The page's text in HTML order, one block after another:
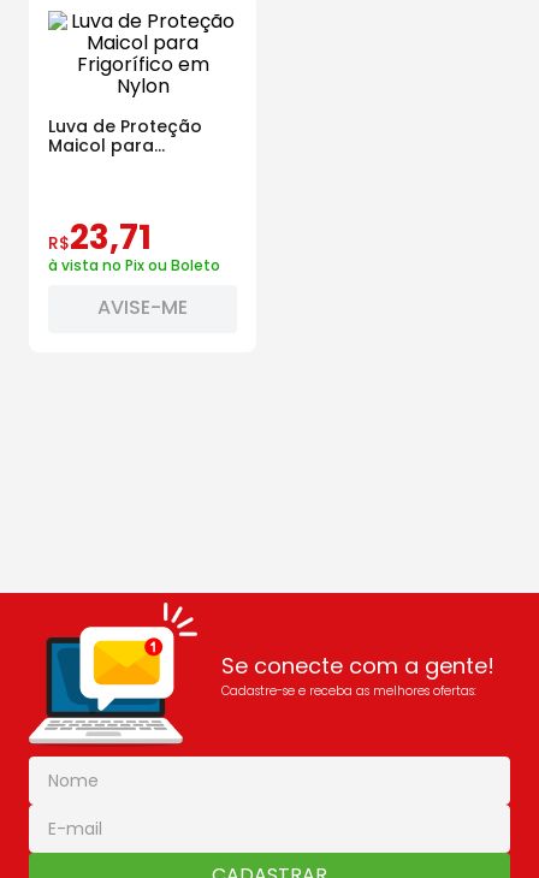
Luva de Proteção
Maicol para
Frigorífico em Nylon
R$23,71
à vista no Pix ou Boleto
AVISE-ME
Se conecte com a gente!
Cadastre-se e receba as melhores ofertas: